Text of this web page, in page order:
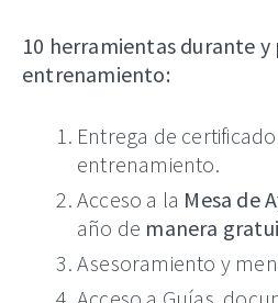
10 herramientas durante
entrenamiento:
Entrega de
entrenamiento.
Acceso a la Mesa de
año de manera
Asesoramiento y